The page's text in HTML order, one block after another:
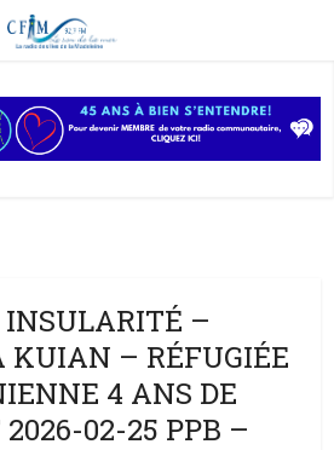
INSULARITÉ –
KUIAN – RÉFUGIÉE
4 ANS DE
02-25 PPB –